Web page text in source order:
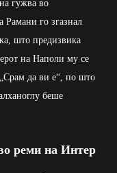
гужва во
Рамани го згазнал
што предизвика
на Наполи му се
„Срам да ви е“, по што
беше
реми на Интер